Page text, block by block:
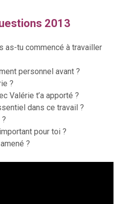
2013
as-tu commencé à travailler
personnel avant ?
?
Valérie t’a apporté ?
dans ce travail ?
pour toi ?
?